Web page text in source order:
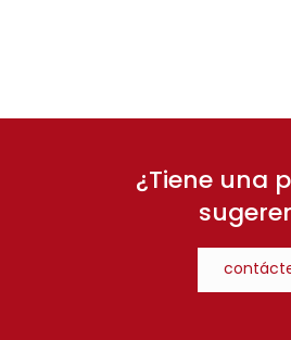
¿Tiene una